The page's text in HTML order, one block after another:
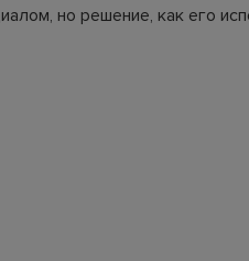
но решение, как его